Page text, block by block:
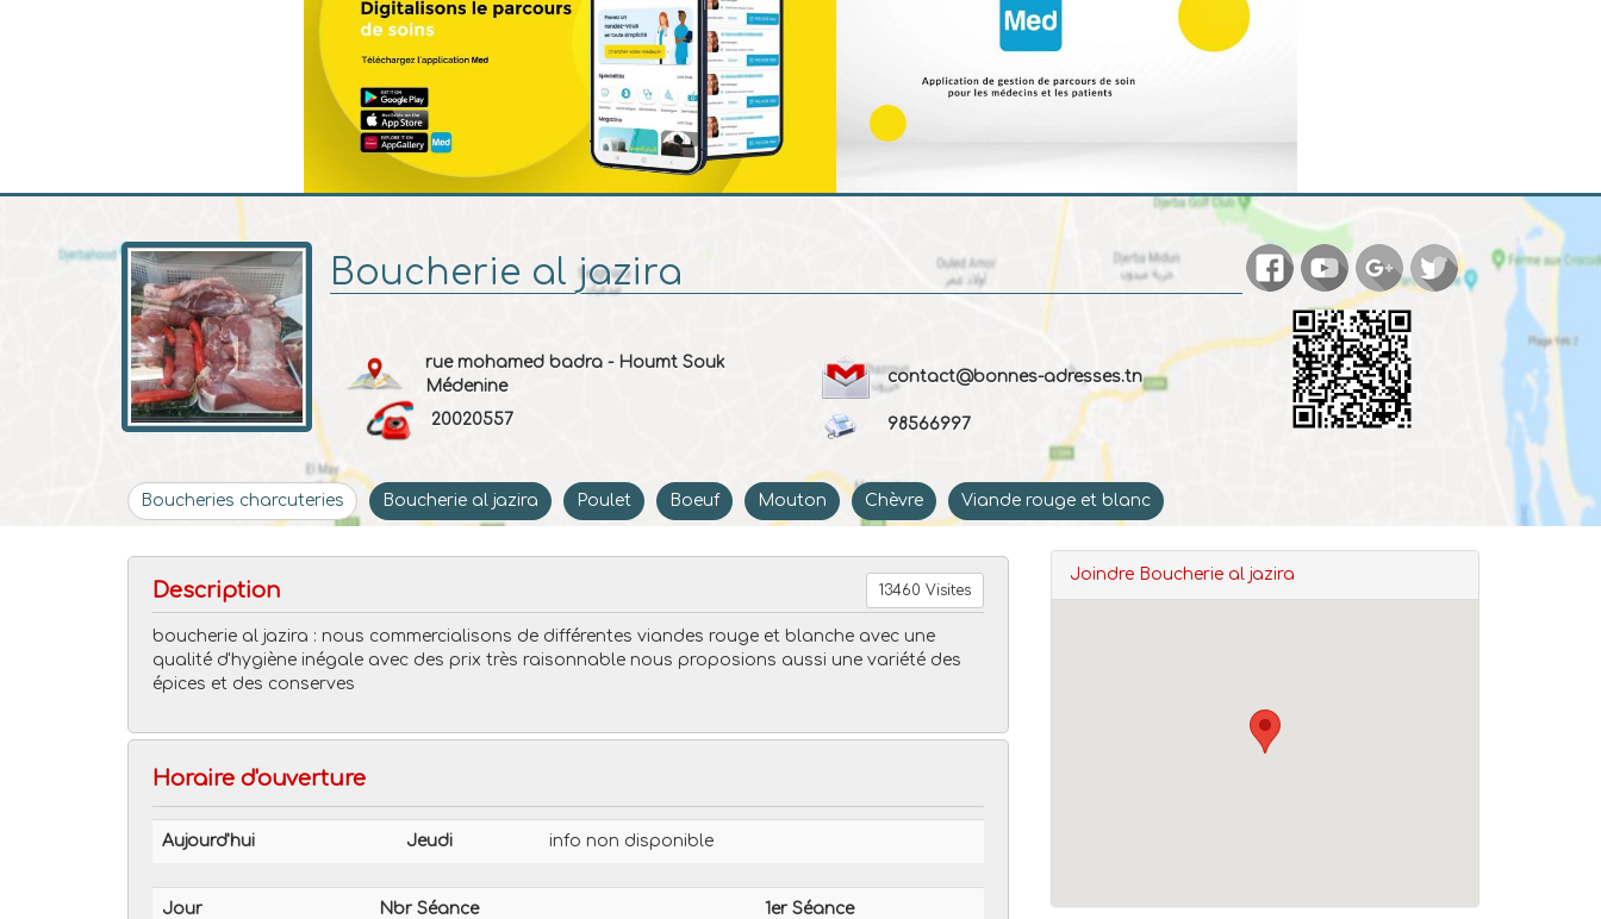
Boucherie al jazira
rue mohamed badra - Houmt Souk
Médenine
contact@bonnes-adresses.tn
20020557 98566997
Boucheries charcuteries Boucherie al jazira Poulet Boeuf Mouton Chèvre Viande rouge et blanc
Description 13460 Visites
boucherie al jazira : nous commercialisons de différentes viandes rouge et blanche avec une
qualité d'hygiène inégale avec des prix très raisonnable nous proposions aussi une variété des
épices et des conserves
Horaire d'ouverture
Aujourd'hui Jeudi info non disponible
Jour Nbr Séance 1er Séance
Joindre Boucherie al jazira